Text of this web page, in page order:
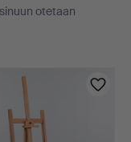
otetaan